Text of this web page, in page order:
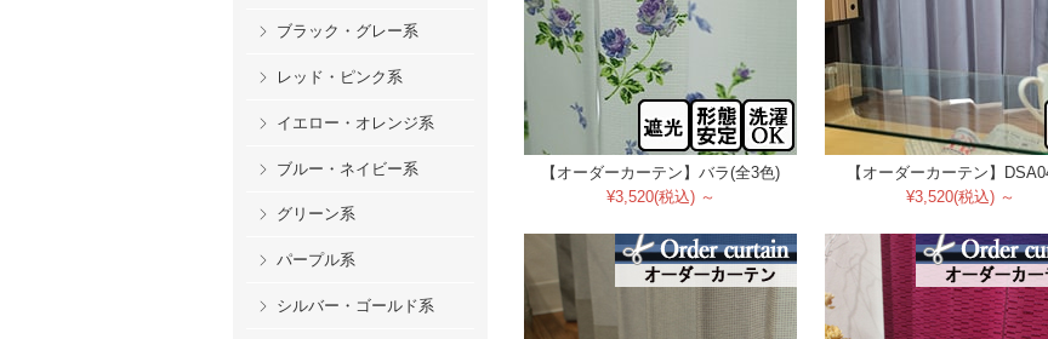
【オーダーカーテン】バラ(全3色)
¥3,520(税込) ～
【オーダーカーテン】
¥3,520(税込) ～
ブラック・グレー系
レッド・ピンク系
イエロー・オレンジ系
ブルー・ネイビー系
グリーン系
パープル系
シルバー・ゴールド系